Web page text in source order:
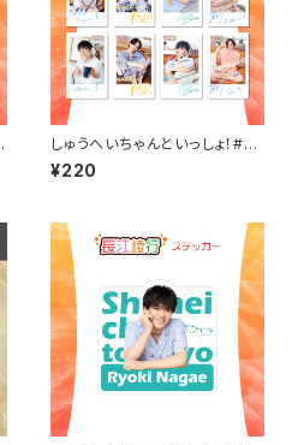
しゅうへいちゃんといっしょ！#3
チェキ風ランダムブロマイド（全
8種）
¥220